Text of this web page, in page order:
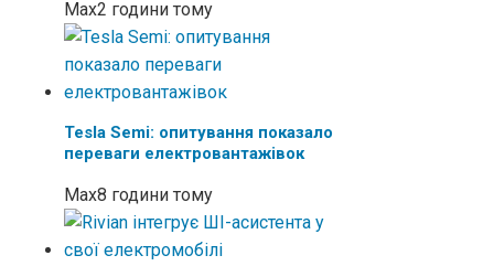
Max2 години тому
Tesla Semi: опитування показало
переваги електровантажівок
Max8 години тому